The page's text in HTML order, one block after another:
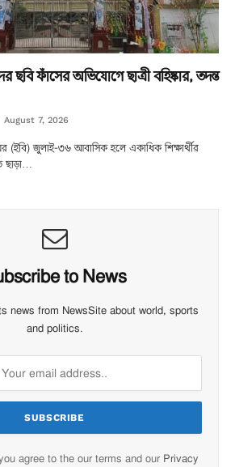
ছবি ফাঁসের অভিযোগে ছাত্রী বহিষ্কার, তদন্ত
August 7, 2026
(ইবি) জুলাই-৩৬ আবাসিক হলে একাধিক শিক্ষার্থীর
ছাড়া…
to News
news from NewsSite about world, sports
and politics.
agree to the our terms and our Privacy